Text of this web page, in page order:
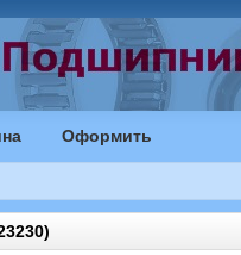
Оформить